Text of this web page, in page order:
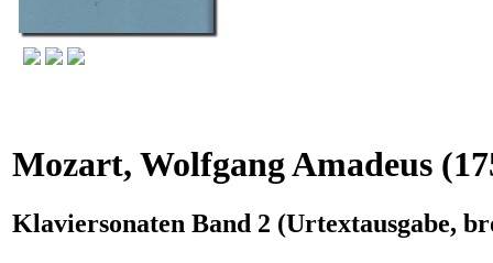
Mozart, Wolfgang Amadeus
Klaviersonaten Band 2 (Urtextausgabe,